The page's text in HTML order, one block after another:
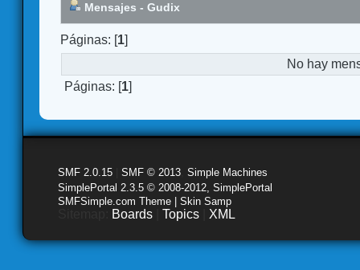
Mensajes - Gudix
Páginas: [1]
No hay
Páginas: [1]
SMF 2.0.15 SMF © 2013 Simple Machines
SimplePortal 2.3.5 © 2008-2012, SimplePortal
SMFSimple.com Theme | Skin Samp
Boards Topics XML